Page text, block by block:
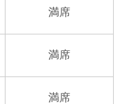
満席
満席
満席